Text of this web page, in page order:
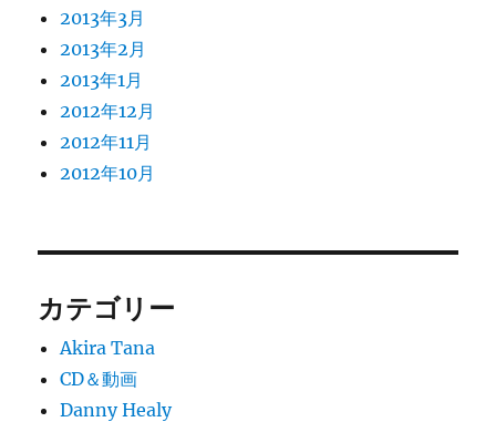
2013年3月
2013年2月
2013年1月
2012年12月
2012年11月
2012年10月
カテゴリー
Akira Tana
CD＆動画
Danny Healy